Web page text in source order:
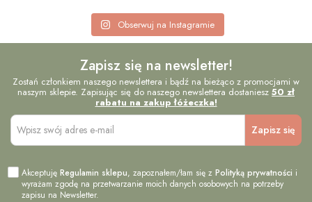
Obserwuj na Instagramie
Zapisz się na newsletter!
Zostań członkiem naszego newslettera i bądź na bieżąco z promocjami w
naszym sklepie. Zapisując się do naszego newslettera dostaniesz 50 zł
rabatu na zakup łóżeczka!
AkceptujęRegulamin sklepu, zapoznałem/łam się zPolityką prywatności i
wyrażam zgodę na przetwarzanie moich danych osobowych na potrzeby
zapisu na Newsletter.